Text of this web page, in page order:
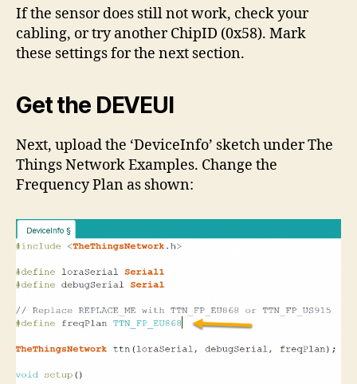
If the sensor does still not work, check your
cabling, or try another ChipID (0x58). Mark
these settings for the next section.
Get the DEVEUI
Next, upload the ‘DeviceInfo’ sketch under The
Things Network Examples. Change the
Frequency Plan as shown: